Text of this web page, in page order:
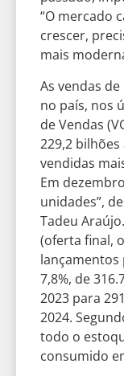
“O mercado
crescer,
mais
As vendas
no país, nos
de Vendas
229,2 bilhões
vendidas
Em
unidades”,
Tadeu
(oferta final,
lançamentos
7,8%, de
2023 para
2024.
todo o
consumido